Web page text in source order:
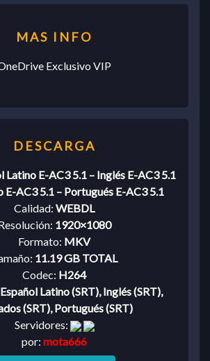
Exclusivo VIP
Latino E-AC3 5.1 – Inglés E-AC3 5.1
E-AC3 5.1 – Portugués E-AC3 5.1
Calidad: WEBDL
1920×1080
Formato: MKV
11.19 GB TOTAL
Codec: H264
Español Latino (SRT), Inglés (SRT),
(SRT), Portugués (SRT)
Servidores:
por: mota666